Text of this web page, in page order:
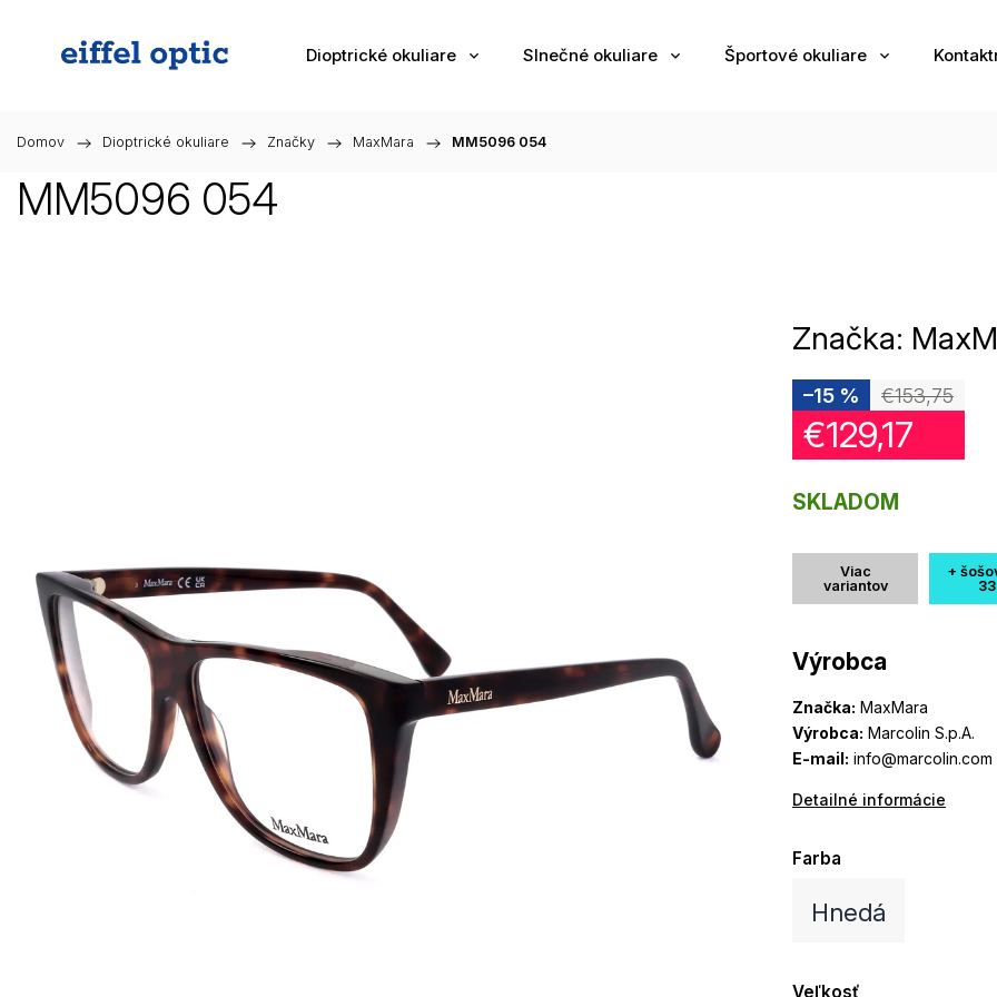
Dioptrické okuliare Slnečné okuliare Športové okuliare
Domov / Dioptrické okuliare / Značky / MaxMara / MM5096 054
MM5096 054
Značka:
€153,75
–15 %
€129,17
Výrobca
Značka: MaxMara
Výrobca: Marcolin S.p.A.
E-mail: info@marcolin.com
Detailné informácie
Viac
variantov
+
Farba
Hnedá
Veľkosť
SKLADOM